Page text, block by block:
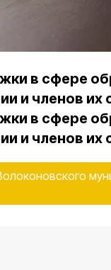
в сфере
и членов их
в сфере
и членов их